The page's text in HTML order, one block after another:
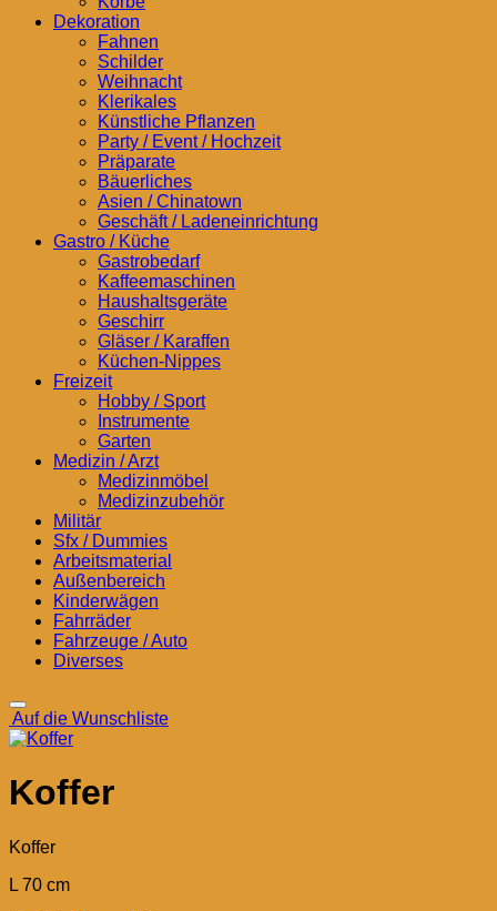
Dekoration
Fahnen
Schilder
Weihnacht
Klerikales
Künstliche Pflanzen
Party / Event / Hochzeit
Präparate
Bäuerliches
Asien / Chinatown
Geschäft / Ladeneinrichtung
Gastro / Küche
Gastrobedarf
Kaffeemaschinen
Haushaltsgeräte
Geschirr
Gläser / Karaffen
Küchen-Nippes
Freizeit
Hobby / Sport
Instrumente
Garten
Medizin / Arzt
Medizinmöbel
Medizinzubehör
Militär
Sfx / Dummies
Arbeitsmaterial
Außenbereich
Kinderwägen
Fahrräder
Fahrzeuge / Auto
Diverses
Auf die Wunschliste
Koffer
Koffer
L 70 cm